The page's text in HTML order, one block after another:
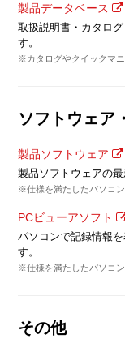
製品データベース
取扱説明書・カタロ
す。
※カタログやクイックマニ
ソフトウェア
製品ソフトウェア
製品ソフトウェアの
※仕様を満たしたパソコ
PCビューアソフト
パソコンで記録情報
す。
※仕様を満たしたパソコ
その他